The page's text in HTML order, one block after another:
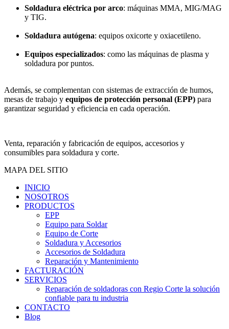
Soldadura eléctrica por arco: máquinas MMA, MIG/MAG
y TIG.
Soldadura autógena: equipos oxicorte y oxiacetileno.
Equipos especializados: como las máquinas de plasma y
soldadura por puntos.
Además, se complementan con sistemas de extracción de humos,
mesas de trabajo y equipos de protección personal (EPP) para
garantizar seguridad y eficiencia en cada operación.
Venta, reparación y fabricación de equipos, accesorios y
consumibles para soldadura y corte.
MAPA DEL SITIO
INICIO
NOSOTROS
PRODUCTOS
EPP
Equipo para Soldar
Equipo de Corte
Soldadura y Accesorios
Accesorios de Soldadura
Reparación y Mantenimiento
FACTURACIÓN
SERVICIOS
Reparación de soldadoras con Regio Corte la solución
confiable para tu industria
CONTACTO
Blog